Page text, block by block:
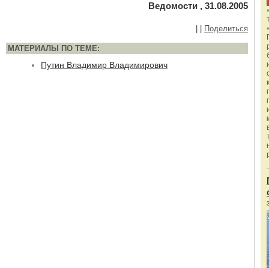
Ведомости , 31.08.2005
Поделиться
МАТЕРИАЛЫ ПО ТЕМЕ:
Путин Владимир Владимирович